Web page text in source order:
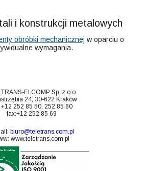
ELCOMP Sp. z o.o.
24, 30-622 Kraków
+12 252 85 50, 252 85 60
fax:+12 252 85 69
biuro@teletrans.com.pl
www.teletrans.com.pl
i konstrukcji metalowych
obróbki mechanicznej w oparciu o
wymagania.